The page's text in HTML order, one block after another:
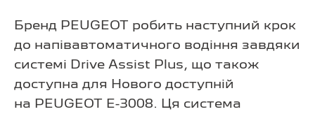
Бренд PEUGEOT робить наступний крок
до напівавтоматичного водіння завдяки
системі Drive Assist Plus, що також
доступна для Нового доступній
на PEUGEOT E-3008. Ця система